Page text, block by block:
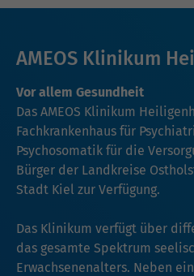
AMEOS Klinikum
Vor allem Gesundheit
Das AMEOS Klinikum
Fachkrankenhaus für
Psychosomatik für die
Bürger der Landkreise
Stadt Kiel zur Verfügung.
Das Klinikum verfügt über
das gesamte Spektrum
Erwachsenenalters. Neben